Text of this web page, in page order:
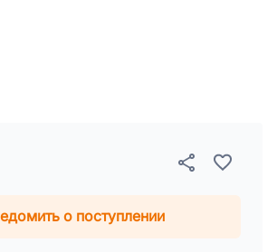
о поступлении